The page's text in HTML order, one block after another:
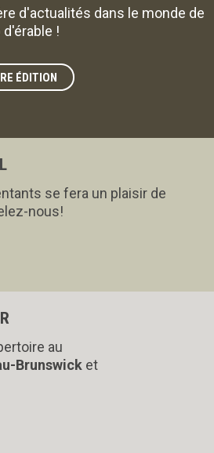
d'actualités dans le monde de
!
ÉDITION
se fera un plaisir de
nous!
au
Brunswick et